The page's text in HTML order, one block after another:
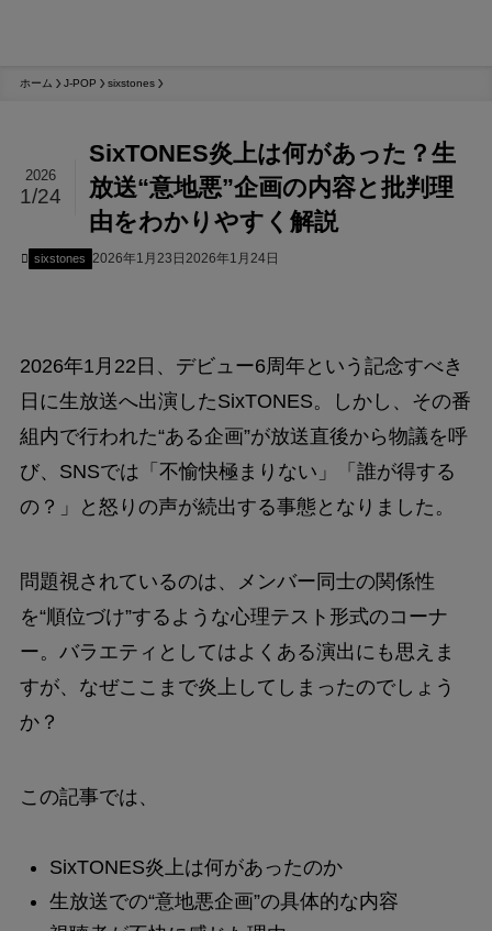
ホーム J-POP sixstones
SixTONES炎上は何があった？生
放送“意地悪”企画の内容と批判理
由をわかりやすく解説
2026
1/24
sixstones 2026年1月23日 2026年1月24日
2026年1月22日、デビュー6周年という記念すべき
日に生放送へ出演したSixTONES。しかし、その番
組内で行われた“ある企画”が放送直後から物議を呼
び、SNSでは「不愉快極まりない」「誰が得する
の？」と怒りの声が続出する事態となりました。
問題視されているのは、メンバー同士の関係性
を“順位づけ”するような心理テスト形式のコーナ
ー。バラエティとしてはよくある演出にも思えま
すが、なぜここまで炎上してしまったのでしょう
か？
この記事では、
SixTONES炎上は何があったのか
生放送での“意地悪企画”の具体的な内容